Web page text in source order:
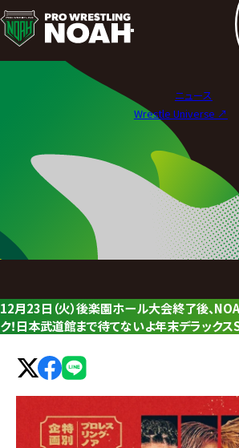
ニ
ュ
レ
ス
リ
ン
グ・
ノ
ニュース
Wrestle Universe ↗︎
12月23日（火）後楽園ホール大会終了後、
ク！日本武道館まで待てないよ年末デラックス